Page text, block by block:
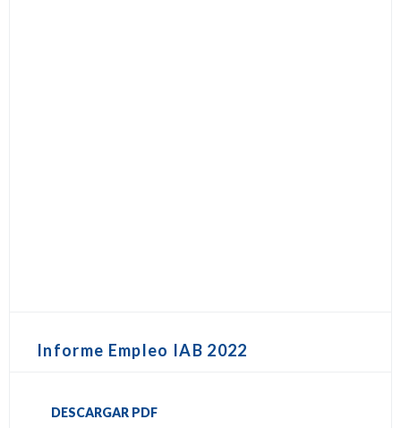
Informe Empleo IAB 2022
DESCARGAR PDF